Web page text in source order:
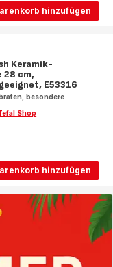
hinzufügen
hinzufügen
Keramik-
28 cm,
E53316
besondere
Shop